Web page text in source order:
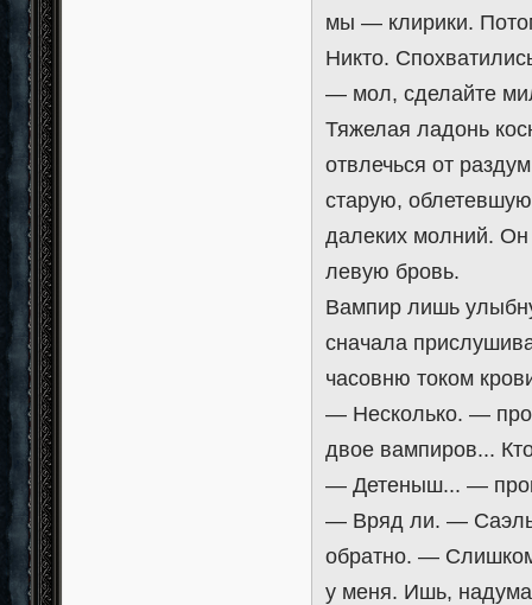
мы — клирики.
Никто.
— мол, сделайте
Тяжелая ладонь
отвлечься от
старую,
далеких молний. Он
левую бровь.
Вампир лишь
сначала
часовню током
— Несколько. —
двое вампиров...
— Детеныш... —
— Вряд ли. — Саэль
обратно. —
у меня. Ишь,